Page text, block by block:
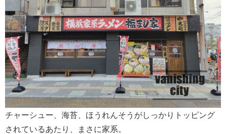
チャーシュー、海苔、ほうれんそうがしっかりトッピング
されているあたり、まさに家系。